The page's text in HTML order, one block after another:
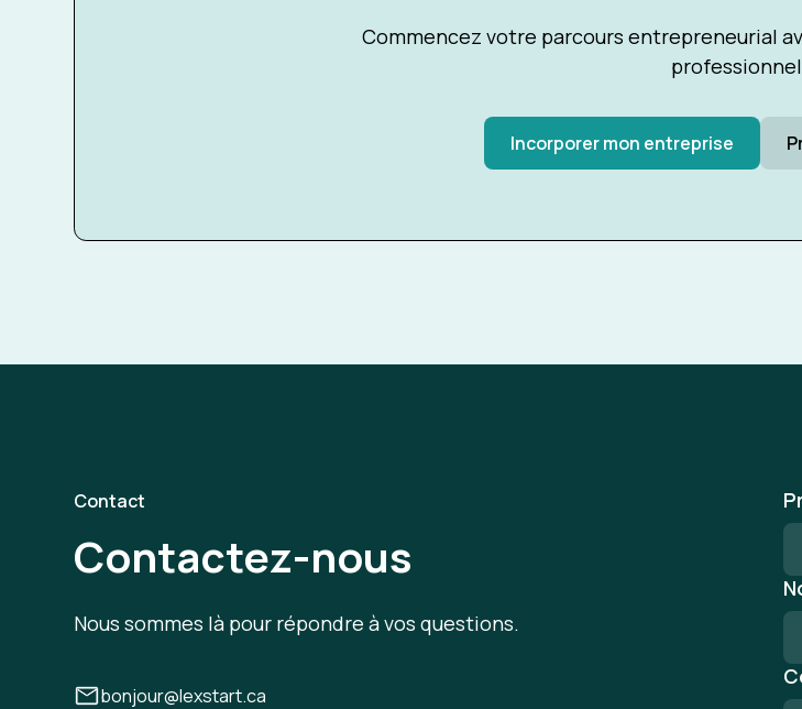
Commencez votre parcours entrepreneurial
Incorporer mon entreprise
Contact
Contactez-nous
Nous sommes là pour répondre à vos questions.
bonjour@lexstart.ca